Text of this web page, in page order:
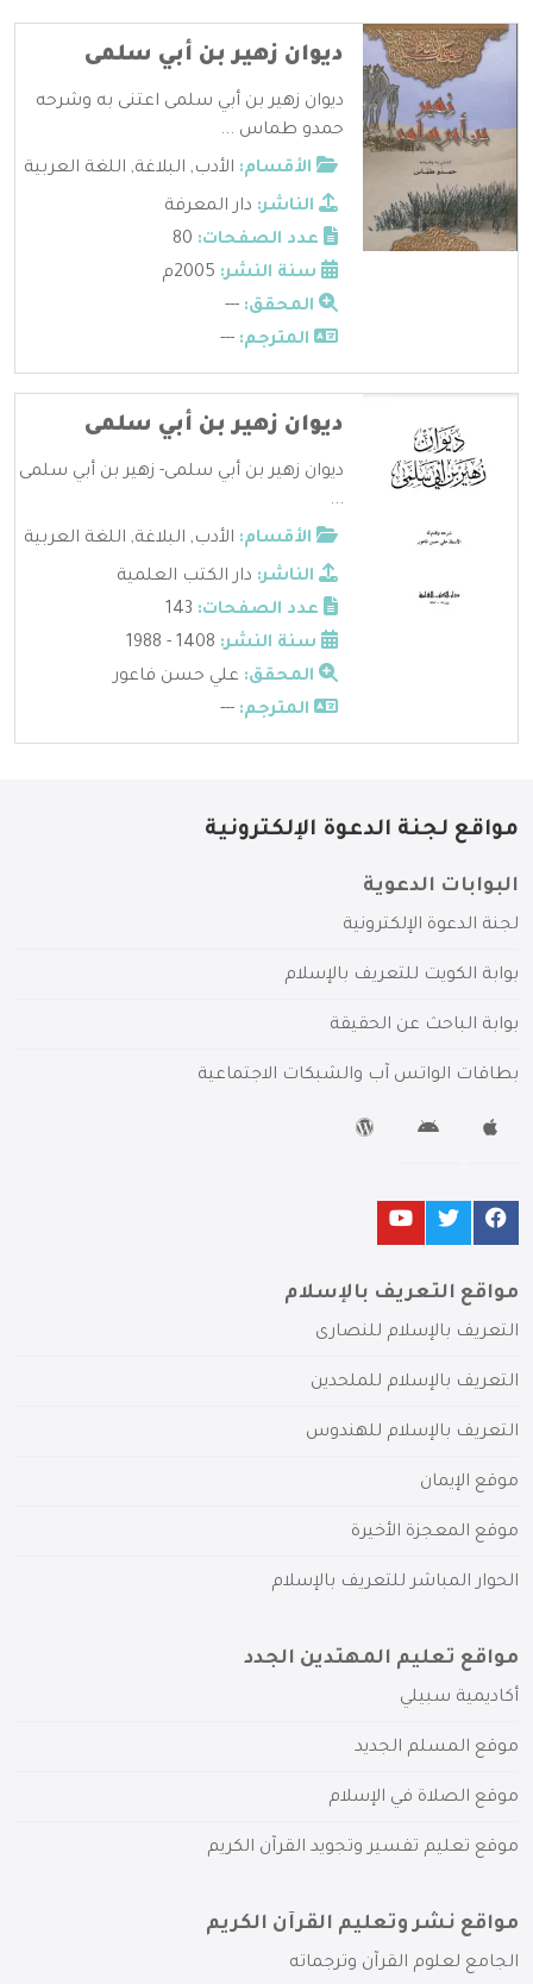
ديوان زهير بن أبي سلمى
ديوان زهير بن أبي سلمى اعتنى به وشرحه
حمدو طماس ...
الأقسام: الأدب, البلاغة, اللغة العربية
الناشر: دار المعرفة
عدد الصفحات:
سنة النشر:
المحقق: ---
المترجم: ---
ديوان زهير بن أبي سلمى
ديوان زهير بن أبي سلمى- زهير بن أبي سلمى
...
الأقسام: الأدب, البلاغة, اللغة العربية
الناشر: دار الكتب العلمية
عدد الصفحات:
سنة النشر:
المحقق: علي حسن فاعور
المترجم: ---
مواقع لجنة الدعوة الإلكترونية
البوابات الدعوية
لجنة الدعوة الإلكترونية
بوابة الكويت للتعريف بالإسلام
بوابة الباحث عن الحقيقة
بطاقات الواتس آب والشبكات الاجتماعية
مواقع التعريف بالإسلام
التعريف بالإسلام للنصارى
التعريف بالإسلام للملحدين
التعريف بالإسلام للهندوس
موقع الإيمان
موقع المعجزة الأخيرة
الحوار المباشر للتعريف بالإسلام
مواقع تعليم المهتدين الجدد
أكاديمية سبيلي
موقع المسلم الجديد
موقع الصلاة في الإسلام
موقع تعليم تفسير وتجويد القرآن الكريم
مواقع نشر وتعليم القرآن الكريم
الجامع لعلوم القرآن وترجماته